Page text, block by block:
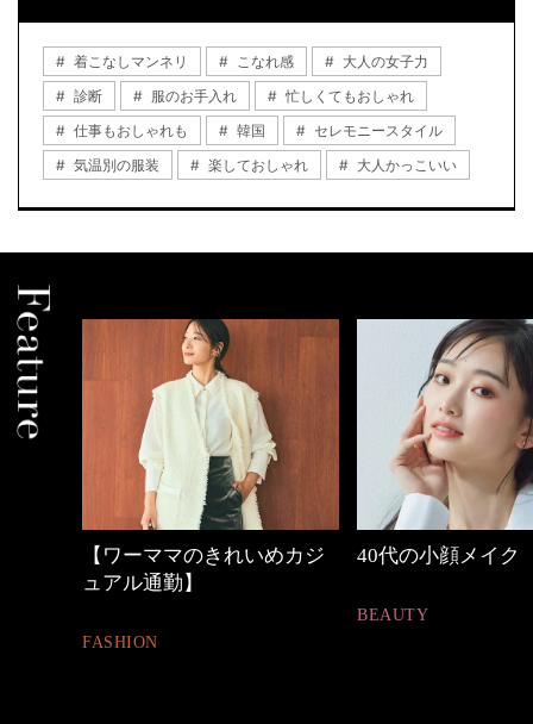
着こなしマンネリ こなれ感
大人の女子力
診断
服のお手入れ
忙しくてもおしゃれ
仕事もおしゃれも
韓国
セレモニースタイル
気温別の服装
楽しておしゃれ 大人かっこいい
40代の小顔メイク 働く女性のバッグ
FASHION